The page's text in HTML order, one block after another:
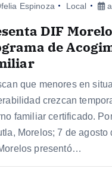
Espinoza Local
DIF
de
que menores en
crezcan
familiar certificado.
Morelos; 7 de agosto
presentó…